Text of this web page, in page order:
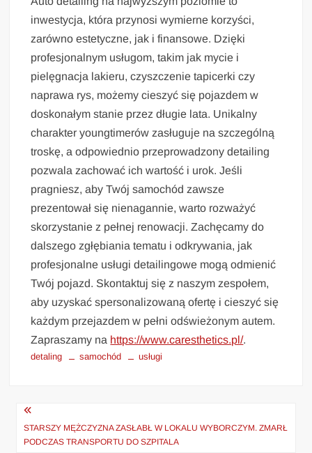
inwestycja, która przynosi wymierne korzyści,
zarówno estetyczne, jak i finansowe. Dzięki
profesjonalnym usługom, takim jak mycie i
pielęgnacja lakieru, czyszczenie tapicerki czy
naprawa rys, możemy cieszyć się pojazdem w
doskonałym stanie przez długie lata. Unikalny
charakter youngtimerów zasługuje na szczególną
troskę, a odpowiednio przeprowadzony detailing
pozwala zachować ich wartość i urok. Jeśli
pragniesz, aby Twój samochód zawsze
prezentował się nienagannie, warto rozważyć
skorzystanie z pełnej renowacji. Zachęcamy do
dalszego zgłębiania tematu i odkrywania, jak
profesjonalne usługi detailingowe mogą odmienić
Twój pojazd. Skontaktuj się z naszym zespołem,
aby uzyskać spersonalizowaną ofertę i cieszyć się
każdym przejazdem w pełni odświeżonym autem.
Zapraszamy na https://www.caresthetics.pl/.
detaling samochód usługi
Nawigacja
wpisu
STARSZY MĘŻCZYZNA ZASŁABŁ W LOKALU WYBORCZYM. ZMARŁ
PODCZAS TRANSPORTU DO SZPITALA